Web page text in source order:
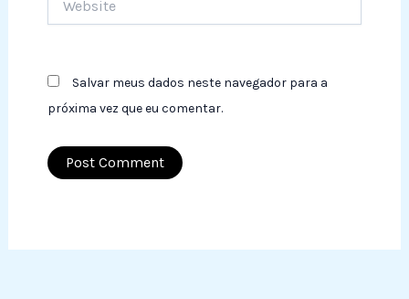
Salvar meus dados neste navegador para a
próxima vez que eu comentar.